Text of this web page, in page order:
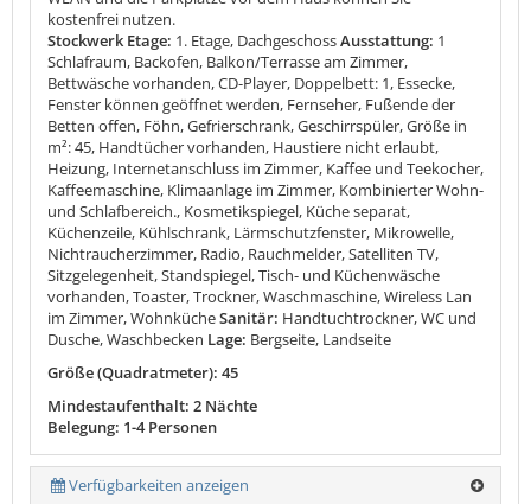
kostenfrei nutzen.
Stockwerk Etage: 1. Etage, DachgeschossAusstattung: 1
Schlafraum, Backofen, Balkon/Terrasse am Zimmer,
Bettwäsche vorhanden, CD-Player, Doppelbett: 1, Essecke,
Fenster können geöffnet werden, Fernseher, Fußende der
Betten offen, Föhn, Gefrierschrank, Geschirrspüler, Größe in
m²: 45, Handtücher vorhanden, Haustiere nicht erlaubt,
Heizung, Internetanschluss im Zimmer, Kaffee und Teekocher,
Kaffeemaschine, Klimaanlage im Zimmer, Kombinierter Wohn-
und Schlafbereich., Kosmetikspiegel, Küche separat,
Küchenzeile, Kühlschrank, Lärmschutzfenster, Mikrowelle,
Nichtraucherzimmer, Radio, Rauchmelder, Satelliten TV,
Sitzgelegenheit, Standspiegel, Tisch- und Küchenwäsche
vorhanden, Toaster, Trockner, Waschmaschine, Wireless Lan
im Zimmer, WohnkücheSanitär: Handtuchtrockner, WC und
Dusche, Waschbecken Lage: Bergseite, Landseite
Größe (Quadratmeter): 45
Mindestaufenthalt: 2 Nächte
Belegung: 1-4 Personen
Verfügbarkeiten anzeigen